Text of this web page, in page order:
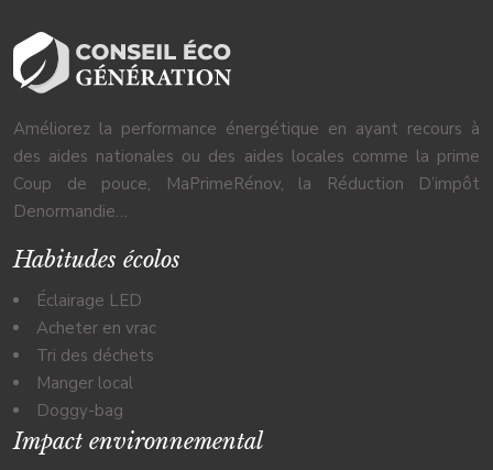
Améliorez la performance énergétique en ayant recours à
des aides nationales ou des aides locales comme la prime
Coup de pouce, MaPrimeRénov, la Réduction D’impôt
Denormandie…
Habitudes écolos
Éclairage LED
Acheter en vrac
Tri des déchets
Manger local
Doggy-bag
Impact environnemental